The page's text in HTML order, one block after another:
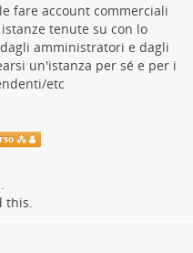
fare account commerciali
tenute su con lo
amministratori e dagli
un'istanza per sé e per i
etc
⁂
this.